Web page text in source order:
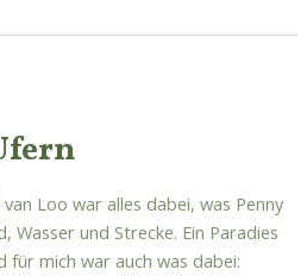
Loo war alles dabei, was Penny
Wasser und Strecke. Ein Paradies
für mich war auch was dabei: